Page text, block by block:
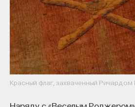
Красный флаг, захваченный Ричардом